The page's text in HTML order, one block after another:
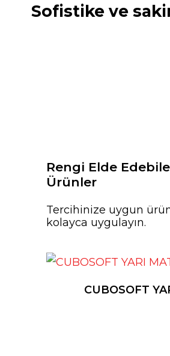
Sofistike ve
Rengi Elde
Ürünler
Tercihinize uygun
kolayca uygulayın.
CUBOSOFT